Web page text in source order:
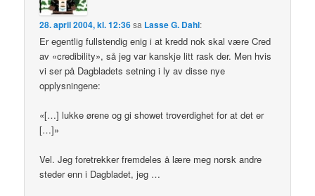
28. april 2004, kl. 12:36sa Lasse G. Dahl:
Er egentlig fullstendig enig i at kredd nok skal være Cred
av «credibility», så jeg var kanskje litt rask der. Men hvis
vi ser på Dagbladets setning i ly av disse nye
opplysningene:
«[…] lukke ørene og gi showet troverdighet for at det er
[…]»
Vel. Jeg foretrekker fremdeles å lære meg norsk andre
steder enn i Dagbladet, jeg …